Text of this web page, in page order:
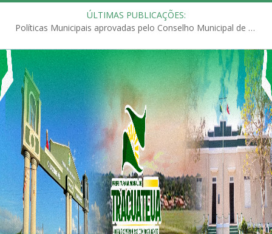
ÚLTIMAS PUBLICAÇÕES:
Políticas Municipais aprovadas pelo Conselho Municipal de Educação (CME)